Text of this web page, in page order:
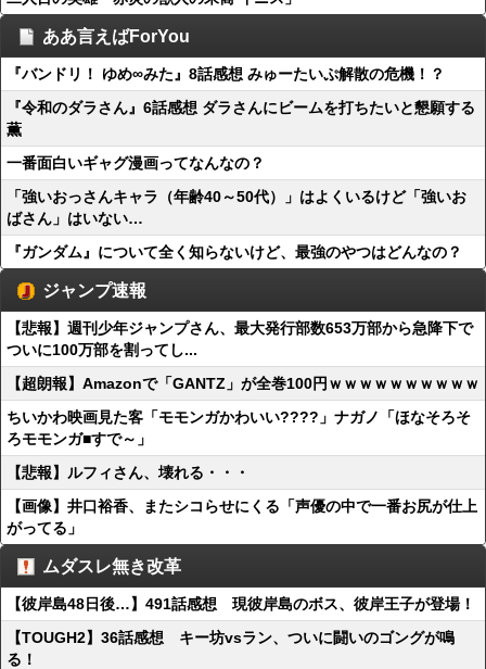
ああ言えばForYou
『バンドリ！ ゆめ∞みた』8話感想 みゅーたいぷ解散の危機！？
『令和のダラさん』6話感想 ダラさんにビームを打ちたいと懇願する
薫
一番面白いギャグ漫画ってなんなの？
「強いおっさんキャラ（年齢40～50代）」はよくいるけど「強いお
ばさん」はいない…
『ガンダム』について全く知らないけど、最強のやつはどんなの？
ジャンプ速報
【悲報】週刊少年ジャンプさん、最大発行部数653万部から急降下で
ついに100万部を割ってし...
【超朗報】Amazonで「GANTZ」が全巻100円ｗｗｗｗｗｗｗｗｗｗ
ちいかわ映画見た客「モモンガかわいい????」ナガノ「ほなそろそ
ろモモンガ■すで～」
【悲報】ルフィさん、壊れる・・・
【画像】井口裕香、またシコらせにくる「声優の中で一番お尻が仕上
がってる」
ムダスレ無き改革
【彼岸島48日後…】491話感想 現彼岸島のボス、彼岸王子が登場！
【TOUGH2】36話感想 キー坊vsラン、ついに闘いのゴングが鳴
る！